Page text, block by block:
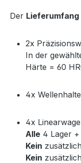
Der Lieferumfang
2x
In der
Härte = 60
4x
4x
Alle 4 Lager
Kein
Kein